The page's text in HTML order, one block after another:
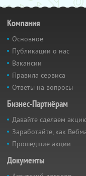
Компания
Основное
Публикации о нас
Вакансии
Правила сервиса
Ответы на вопросы
Бизнес-Партнёрам
Давайте сделаем
Заработайте, как
Прошедшие акции
Документы